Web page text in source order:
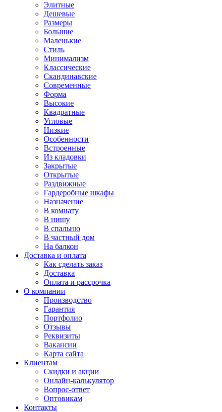
Элитные
Дешевые
Размеры
Большие
Маленькие
Стиль
Минимализм
Классические
Скандинавские
Современные
Форма
Высокие
Квадратные
Угловые
Низкие
Особенности
Встроенные
Из кладовки
Закрытые
Открытые
Раздвижные
Гардеробные шкафы
Назначение
В комнату
В нишу
В спальню
В частный дом
На балкон
Доставка и оплата
Как сделать заказ
Доставка
Оплата и рассрочка
О компании
Производство
Гарантия
Портфолио
Отзывы
Реквизиты
Вакансии
Карта сайта
Клиентам
Скидки и акции
Онлайн-калькулятор
Вопрос-ответ
Оптовикам
Контакты